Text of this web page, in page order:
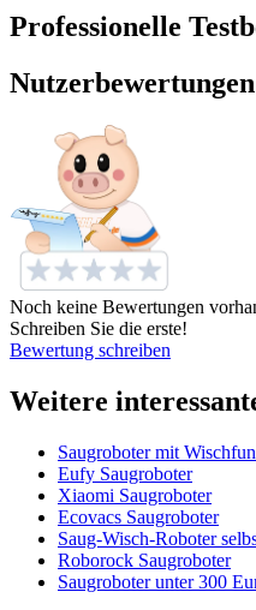
Professionelle
Nutzerbewertungen
Noch keine Bewertungen
Schreiben Sie die erste!
Bewertung schreiben
Weitere
Saugroboter mit
Eufy Saugroboter
Xiaomi Saugroboter
Ecovacs Saugroboter
Saug-Wisch-Roboter
Roborock Saugroboter
Saugroboter unter 300